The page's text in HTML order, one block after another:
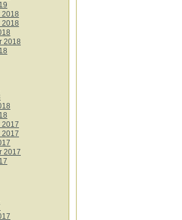
2018
2018
2018
2017
2017
2017